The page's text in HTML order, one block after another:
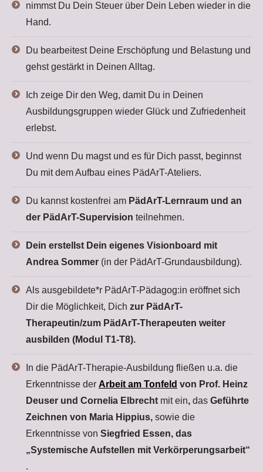
nimmst Du Dein Steuer über Dein Leben wieder in die
Hand.
Du bearbeitest Deine Erschöpfung und Belastung und
gehst gestärkt in Deinen Alltag.
Ich zeige Dir den Weg, damit Du in Deinen
Ausbildungsgruppen wieder Glück und Zufriedenheit
erlebst.
Und wenn Du magst und es für Dich passt, beginnst
Du mit dem Aufbau eines PädArT-Ateliers.
Du kannst kostenfrei am PädArT-Lernraum und an
der PädArT-Supervision teilnehmen.
Dein erstellst Dein eigenes Visionboard mit
Andrea Sommer (in der PädArT-Grundausbildung).
Als ausgebildete*r PädArT-Pädagog:in eröffnet sich
Dir die Möglichkeit, Dich zur PädArT-
Therapeutin/zum PädArT-Therapeuten weiter
ausbilden (Modul T1-T8).
In die PädArT-Therapie-Ausbildung fließen u.a. die
Erkenntnisse der Arbeit am Tonfeld von Prof. Heinz
Deuser und Cornelia Elbrecht mit ein, das Geführte
Zeichnen von Maria Hippius, sowie die
Erkenntnisse von Siegfried Essen, das
„Systemische Aufstellen mit Verkörperungsarbeit“
.